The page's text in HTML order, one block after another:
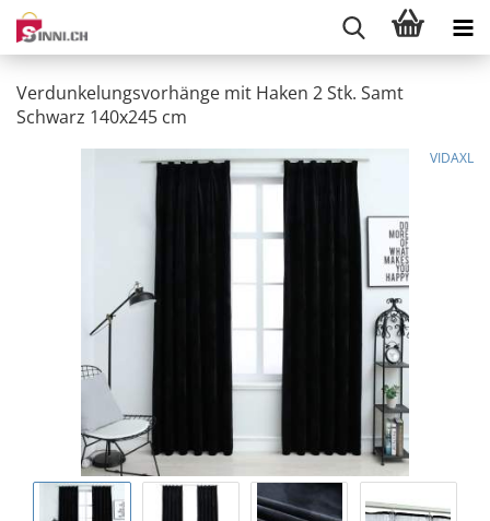
Verdunkelungsvorhänge mit Haken 2 Stk. Samt
Schwarz 140x245 cm
VIDAXL